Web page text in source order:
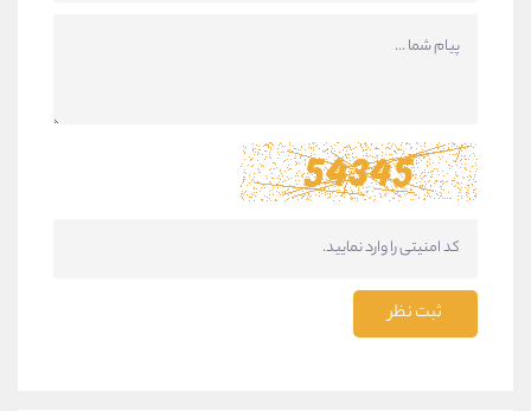
ثبت نظر